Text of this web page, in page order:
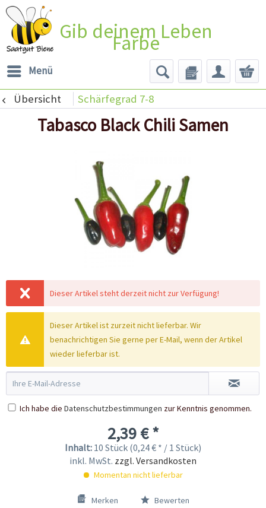
Gib deinem Leben
Farbe
Menü
Übersicht Schärfegrad 7-8
Tabasco Black Chili Samen
Dieser Artikel steht derzeit nicht zur Verfügung!
Dieser Artikel ist zurzeit nicht lieferbar. Wir
benachrichtigen Sie gerne per E-Mail, wenn der Artikel
wieder lieferbar ist.
Ich habe die Datenschutzbestimmungen zur Kenntnis genommen.
2,39 € *
Inhalt: 10 Stück (0,24 € * / 1 Stück)
inkl. MwSt. zzgl. Versandkosten
Momentan nicht lieferbar
Merken Bewerten